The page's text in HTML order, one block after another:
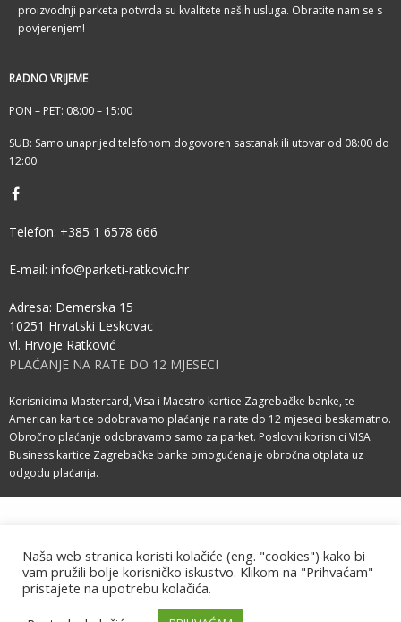
proizvodnji parketa potvrda su kvalitete naših usluga. Obratite nam se s
povjerenjem!
RADNO VRIJEME
PON – PET: 08:00 – 15:00
SUB: Samo unaprijed telefonom dogovoren sastanak ili utovar od 08:00 do
12:00
Telefon: +385 1 6578 666
E-mail: info@parketi-ratkovic.hr
Adresa: Demerska 15
10251 Hrvatski Leskovac
vl. Hrvoje Ratković
PLAĆANJE NA RATE DO 12 MJESECI
Korisnicima Mastercard, Visa i Maestro kartice Zagrebačke banke, te
American kartice odobravamo plaćanje na rate do 12 mjeseci beskamatno.
Obročno plaćanje odobravamo samo za parket. Poslovni korisnici VISA
Business kartice Zagrebačke banke omogućena je obročna otplata uz
odgodu plaćanja.
Pravila o zaštiti privatnostiIzrada web stranice: Impresija
Naša web stranica koristi kolačiće (eng. "cookies") kako bi
vam pružili bolje korisničko iskustvo. Klikom na "Prihvaćam"
pristajete na upotrebu kolačića.